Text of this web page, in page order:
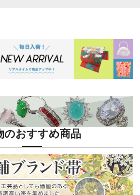
のおすすめ商品